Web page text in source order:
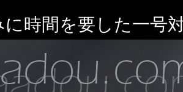
に時間を要した一号